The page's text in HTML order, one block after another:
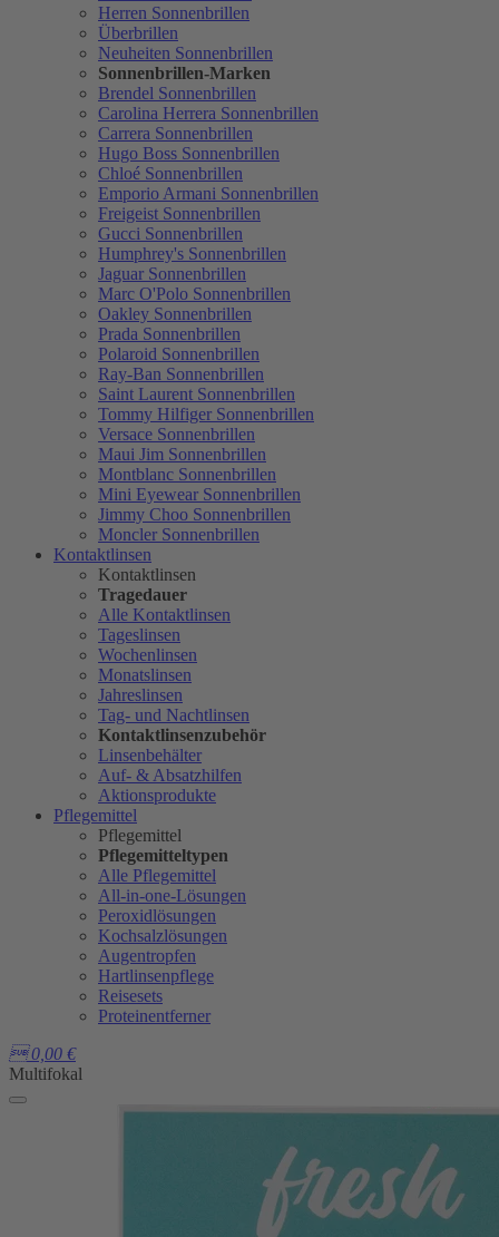
Herren Sonnenbrillen
Überbrillen
Neuheiten Sonnenbrillen
Sonnenbrillen-Marken
Brendel Sonnenbrillen
Carolina Herrera Sonnenbrillen
Carrera Sonnenbrillen
Hugo Boss Sonnenbrillen
Chloé Sonnenbrillen
Emporio Armani Sonnenbrillen
Freigeist Sonnenbrillen
Gucci Sonnenbrillen
Humphrey's Sonnenbrillen
Jaguar Sonnenbrillen
Marc O'Polo Sonnenbrillen
Oakley Sonnenbrillen
Prada Sonnenbrillen
Polaroid Sonnenbrillen
Ray-Ban Sonnenbrillen
Saint Laurent Sonnenbrillen
Tommy Hilfiger Sonnenbrillen
Versace Sonnenbrillen
Maui Jim Sonnenbrillen
Montblanc Sonnenbrillen
Mini Eyewear Sonnenbrillen
Jimmy Choo Sonnenbrillen
Moncler Sonnenbrillen
Kontaktlinsen
Kontaktlinsen
Tragedauer
Alle Kontaktlinsen
Tageslinsen
Wochenlinsen
Monatslinsen
Jahreslinsen
Tag- und Nachtlinsen
Kontaktlinsenzubehör
Linsenbehälter
Auf- & Absatzhilfen
Aktionsprodukte
Pflegemittel
Pflegemittel
Pflegemitteltypen
Alle Pflegemittel
All-in-one-Lösungen
Peroxidlösungen
Kochsalzlösungen
Augentropfen
Hartlinsenpflege
Reisesets
Proteinentferner
 0,00 €
Multifokal